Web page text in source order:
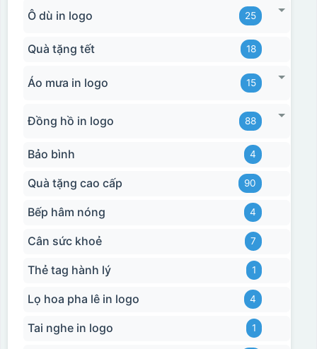
Ô dù in logo 25
Quà tặng tết 18
Áo mưa in logo 15
Đồng hồ in logo 88
Bảo bình 4
Quà tặng cao cấp 90
Bếp hâm nóng 4
Cân sức khoẻ 7
Thẻ tag hành lý 1
Lọ hoa pha lê in logo 4
Tai nghe in logo 1